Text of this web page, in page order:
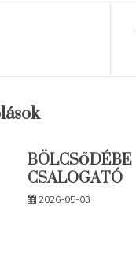
BÖLCSŐDÉBE
CSALOGATÓ
2026-05-03